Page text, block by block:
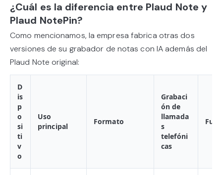
¿Cuál es la diferencia entre Plaud Note y
Plaud NotePin?
Como mencionamos, la empresa fabrica otras dos
versiones de su grabador de notas con IA además del
Plaud Note original:
D
is
p
o
si
ti
v
o
Uso
principal
Formato
Grabaci
ón de
llamada
s
telefóni
cas